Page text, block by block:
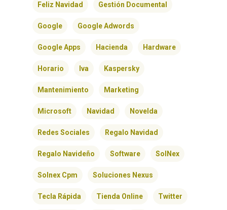
Feliz Navidad Gestión Documental
Google Google Adwords
Google Apps Hacienda Hardware
Horario Iva Kaspersky
Mantenimiento Marketing
Microsoft Navidad Novelda
Redes Sociales Regalo Navidad
Regalo Navideño Software SolNex
Solnex Cpm Soluciones Nexus
Tecla Rápida Tienda Online Twitter
SOLNEX